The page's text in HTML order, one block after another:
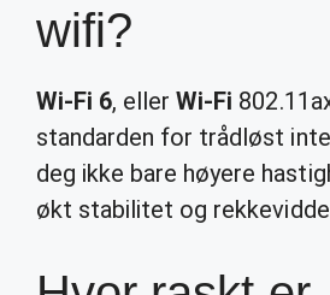
wifi?
Wi-Fi 6, ellerWi-Fi
standarden for trådløst
deg ikke bare høyere
økt stabilitet og